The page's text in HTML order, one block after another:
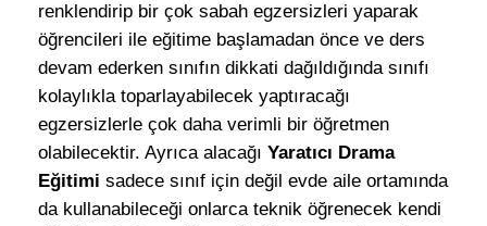
renklendirip bir çok sabah egzersizleri yaparak
öğrencileri ile eğitime başlamadan önce ve ders
devam ederken sınıfın dikkati dağıldığında sınıfı
kolaylıkla toparlayabilecek yaptıracağı
egzersizlerle çok daha verimli bir öğretmen
olabilecektir. Ayrıca alacağı Yaratıcı Drama
Eğitimi sadece sınıf için değil evde aile ortamında
da kullanabileceği onlarca teknik öğrenecek kendi